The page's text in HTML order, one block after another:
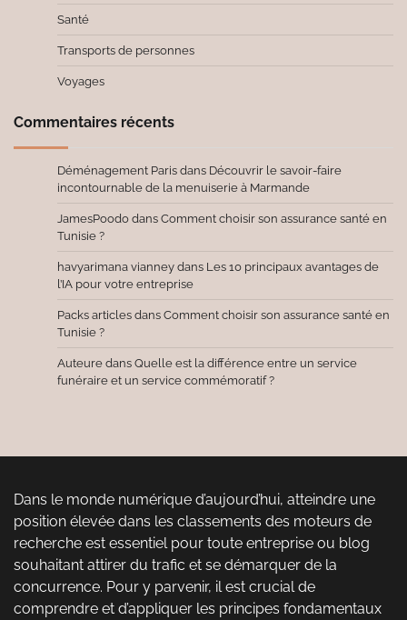
Santé
Transports de personnes
Voyages
Commentaires récents
Déménagement Paris dans Découvrir le savoir-faire
incontournable de la menuiserie à Marmande
JamesPoodo dans Comment choisir son assurance santé en
Tunisie ?
havyarimana vianney dans Les 10 principaux avantages de
l’IA pour votre entreprise
Packs articles dans Comment choisir son assurance santé en
Tunisie ?
Auteure dans Quelle est la différence entre un service
funéraire et un service commémoratif ?
Dans le monde numérique d’aujourd’hui, atteindre une
position élevée dans les classements des moteurs de
recherche est essentiel pour toute entreprise ou blog
souhaitant attirer du trafic et se démarquer de la
concurrence. Pour y parvenir, il est crucial de
comprendre et d’appliquer les principes fondamentaux